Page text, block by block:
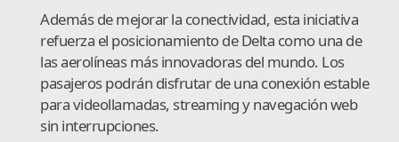
Además de mejorar la conectividad, esta iniciativa
refuerza el posicionamiento de Delta como una de
las aerolíneas más innovadoras del mundo. Los
pasajeros podrán disfrutar de una conexión estable
para videollamadas, streaming y navegación web
sin interrupciones.